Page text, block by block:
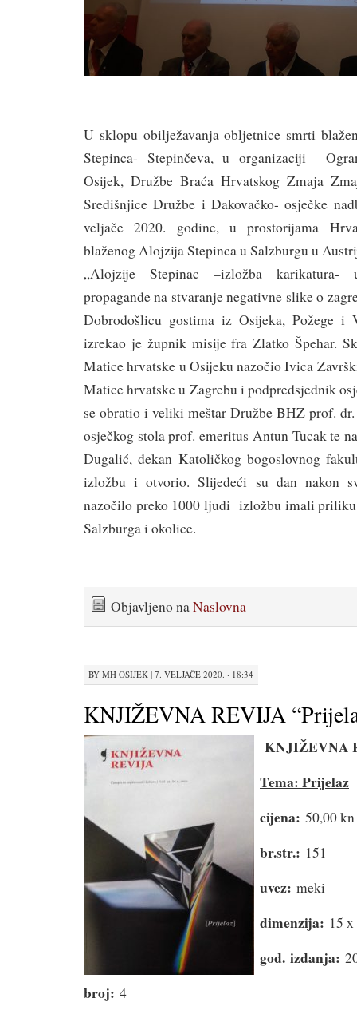
U sklopu obilježavanja obljetnice smrti
Stepinca- Stepinčeva, u organizaciji
Osijek, Družbe Braća Hrvatskog Zmaja
Središnjice Družbe i Đakovačko- osječke
veljače 2020. godine, u prostorijama
blaženog Alojzija Stepinca u Salzburgu u
„Alojzije Stepinac –izložba karikatura-
propagande na stvaranje negativne slike o
Dobrodošlicu gostima iz Osijeka, Požege i
izrekao je župnik misije fra Zlatko Špehar.
Matice hrvatske u Osijeku nazočio Ivica
Matice hrvatske u Zagrebu i podpredsjednik
se obratio i veliki meštar Družbe BHZ prof.
osječkog stola prof. emeritus Antun Tucak te
Dugalić, dekan Katoličkog bogoslovnog
izložbu i otvorio. Slijedeći su dan nakon
nazočilo preko 1000 ljudi izložbu imali
Salzburga i okolice.
Objavljeno naNaslovna
BY MH OSIJEK | 7. VELJAČE 2020. · 18:34
KNJIŽEVNA REVIJA
KNJIŽEVNA
Tema: Prijelaz
cijena: 50,00 kn
br.str.: 151
uvez: meki
dimenzija: 15
god. izdanja:
broj: 4